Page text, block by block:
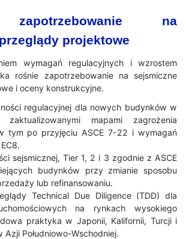
zapotrzebowanie na
projektowe
wymagań regulacyjnych i wzrostem
rośnie zapotrzebowanie na sejsmiczne
i oceny konstrukcyjne.
regulacyjnej dla nowych budynków w
mapami zagrożenia
tym po przyjęciu ASCE 7-22 i wymagań
sejsmicznej, Tier 1, 2 i 3 zgodnie z ASCE
budynków przy zmianie sposobu
lub refinansowaniu.
Technical Due Diligence (TDD) dla
na rynkach wysokiego
praktyka w Japonii, Kalifornii, Turcji i
Południowo-Wschodniej.